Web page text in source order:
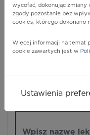
wycofać, dokonując zmiany
zgody pozostanie bez
cookies, którego dokonano
Więcej informacji na temat
cookie zawartych jest w
Ustawienia